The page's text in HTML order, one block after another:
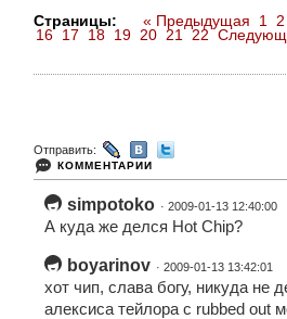
Страницы: « Предыдущая 1 2
16 17 18 19 20 21 22
Отправить:
КОММЕНТАРИИ
simpotoko · 2009-01-13 12:40:00
А куда же делся Hot Chip?
boyarinov · 2009-01-13 13:42:01
хот чип, слава богу, никуда не
алексиса тейлора с rubbed out